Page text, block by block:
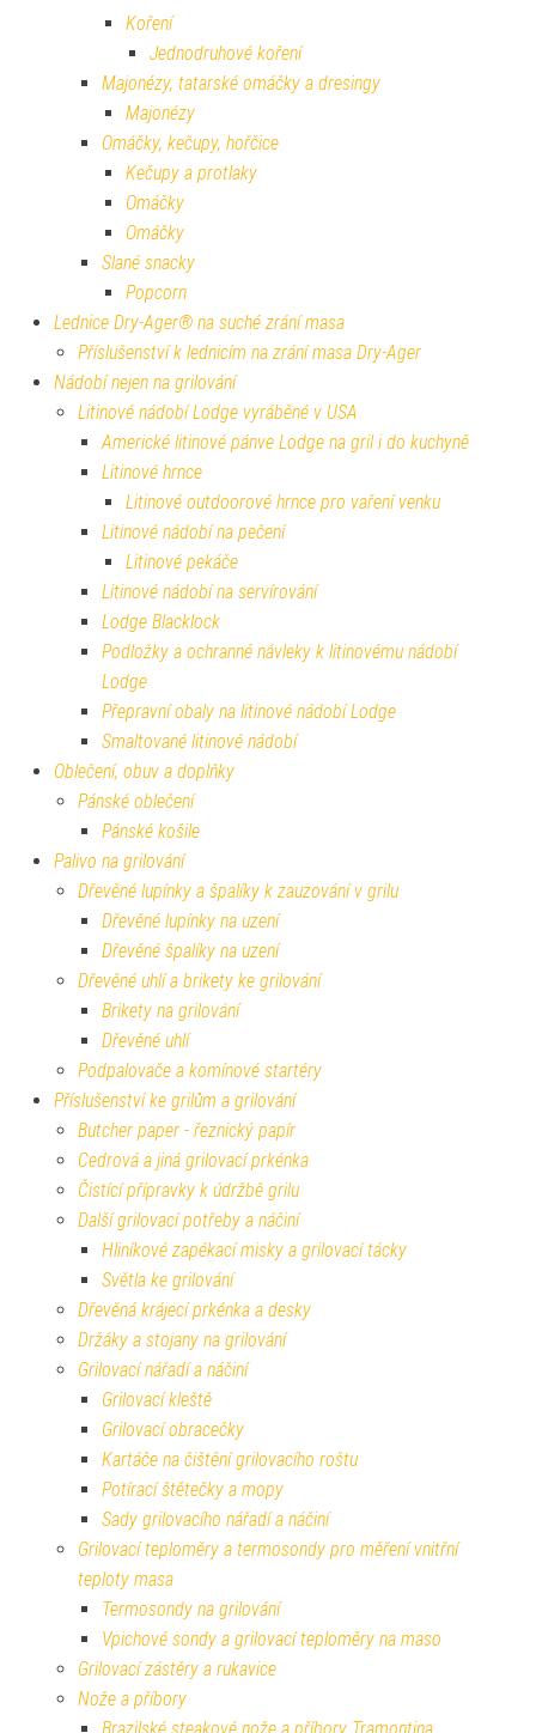
Koření
Jednodruhové koření
Majonézy, tatarské omáčky a dresingy
Majonézy
Omáčky, kečupy, hořčice
Kečupy a protlaky
Omáčky
Omáčky
Slané snacky
Popcorn
Lednice Dry-Ager® na suché zrání masa
Příslušenství k lednicím na zrání masa Dry-Ager
Nádobí nejen na grilování
Litinové nádobí Lodge vyráběné v USA
Americké litinové pánve Lodge na gril i do kuchyně
Litinové hrnce
Litinové outdoorové hrnce pro vaření venku
Litinové nádobí na pečení
Litinové pekáče
Litinové nádobí na servírování
Lodge Blacklock
Podložky a ochranné návleky k litinovému nádobí
Lodge
Přepravní obaly na litinové nádobí Lodge
Smaltované litinové nádobí
Oblečení, obuv a doplňky
Pánské oblečení
Pánské košile
Palivo na grilování
Dřevěné lupínky a špalíky k zauzování v grilu
Dřevěné lupínky na uzení
Dřevěné špalíky na uzení
Dřevěné uhlí a brikety ke grilování
Brikety na grilování
Dřevěné uhlí
Podpalovače a komínové startéry
Příslušenství ke grilům a grilování
Butcher paper - řeznický papír
Cedrová a jiná grilovací prkénka
Čistící přípravky k údržbě grilu
Další grilovací potřeby a náčiní
Hliníkové zapékací misky a grilovací tácky
Světla ke grilování
Dřevěná krájecí prkénka a desky
Držáky a stojany na grilování
Grilovací nářadí a náčiní
Grilovací kleště
Grilovací obracečky
Kartáče na čištění grilovacího roštu
Potírací štětečky a mopy
Sady grilovacího nářadí a náčiní
Grilovací teploměry a termosondy pro měření vnitřní
teploty masa
Termosondy na grilování
Vpichové sondy a grilovací teploměry na maso
Grilovací zástěry a rukavice
Nože a příbory
Brazilské steakové nože a příbory Tramontina